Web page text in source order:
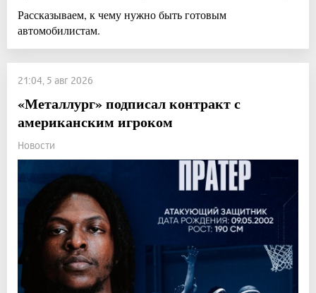
Рассказываем, к чему нужно быть готовым
автомобилистам.
21:04, 5 авг 2026
«Металлург» подписал контракт с
американским игроком
Новости